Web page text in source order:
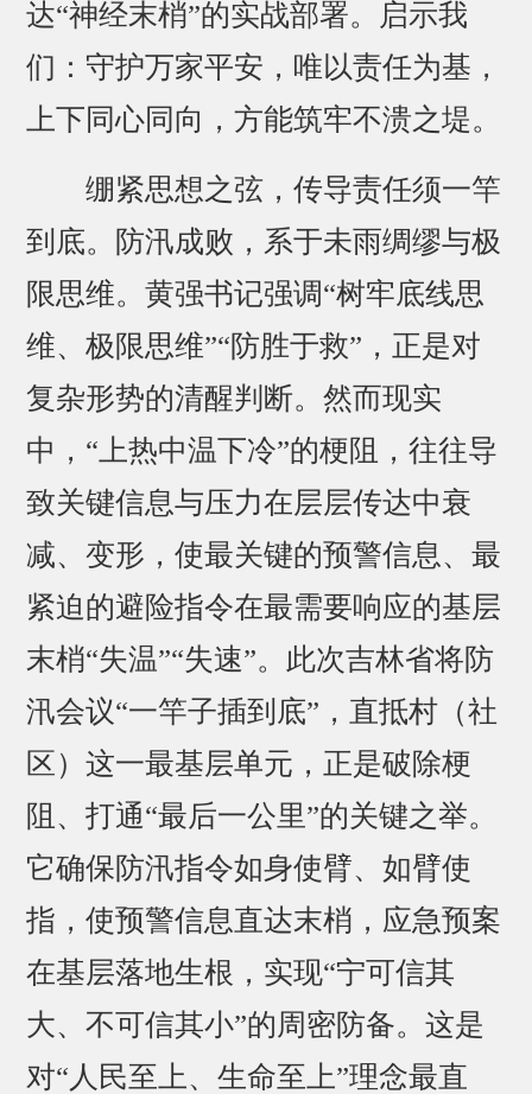
达“神经末梢”的实战部署。启示我
们：守护万家平安，唯以责任为基，
上下同心同向，方能筑牢不溃之堤。
绷紧思想之弦，传导责任须一竿
到底。防汛成败，系于未雨绸缪与极
限思维。黄强书记强调“树牢底线思
维、极限思维”“防胜于救”，正是对
复杂形势的清醒判断。然而现实
中，“上热中温下冷”的梗阻，往往导
致关键信息与压力在层层传达中衰
减、变形，使最关键的预警信息、最
紧迫的避险指令在最需要响应的基层
末梢“失温”“失速”。此次吉林省将防
汛会议“一竿子插到底”，直抵村（社
区）这一最基层单元，正是破除梗
阻、打通“最后一公里”的关键之举。
它确保防汛指令如身使臂、如臂使
指，使预警信息直达末梢，应急预案
在基层落地生根，实现“宁可信其
大、不可信其小”的周密防备。这是
对“人民至上、生命至上”理念最直